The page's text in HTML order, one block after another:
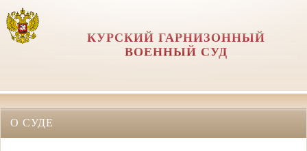
КУРСКИЙ ГАРНИЗОННЫЙ
ВОЕННЫЙ СУД
О СУДЕ